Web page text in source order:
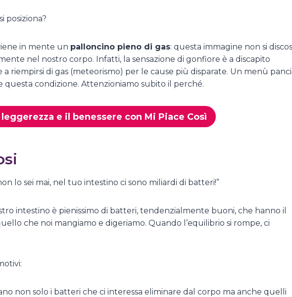
posiziona?
in mente un palloncino pieno di gas: questa immagine non si
nel nostro corpo. Infatti, la sensazione di gonfiore è a discapito
riempirsi di gas (meteorismo) per le cause più disparate. Un menù
condizione. Attenzioniamo subito il perché.
e il benessere con Mi Piace Così
lo sei mai, nel tuo intestino ci sono miliardi di batteri!”
intestino è pienissimo di batteri, tendenzialmente buoni, che hanno il
che noi mangiamo e digeriamo. Quando l’equilibrio si rompe, ci
non solo i batteri che ci interessa eliminare dal corpo ma anche quelli